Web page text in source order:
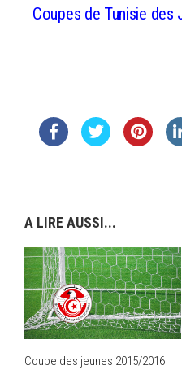
Coupes de Tunisie des
A LIRE AUSSI...
Coupe des jeunes 2015/2016